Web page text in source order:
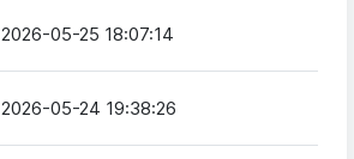
2026-05-25 18:07:14
2026-05-24 19:38:26